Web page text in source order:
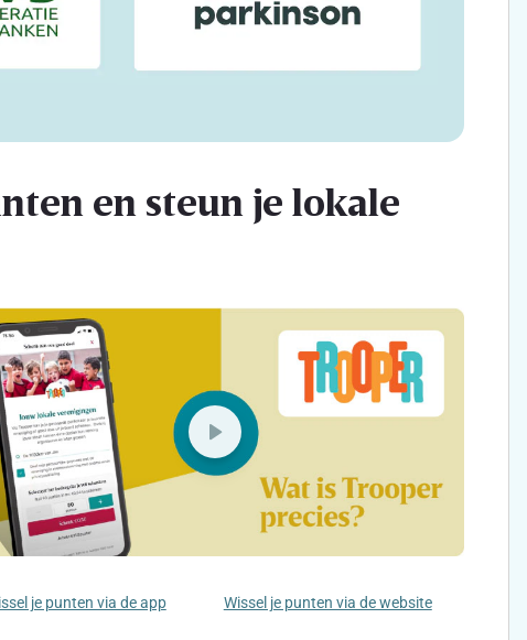
en steun je lokale
je punten via de app Wissel je punten via de website